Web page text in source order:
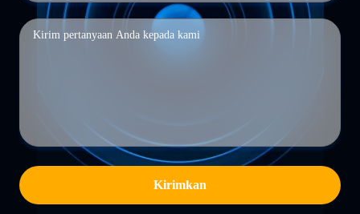
Kirimkan